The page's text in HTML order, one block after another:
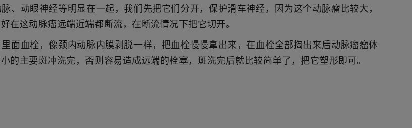
、动眼神经等明显在一起，我们先把它们分开，保护滑车神经，因为这个动脉瘤比较大，
在这动脉瘤远端近端都断流，在断流情况下把它切开。
面血栓，像颈内动脉内膜剥脱一样，把血栓慢慢拿出来，在血栓全部掏出来后动脉瘤瘤体
的主要斑冲洗完，否则容易造成远端的栓塞，斑洗完后就比较简单了，把它塑形即可。